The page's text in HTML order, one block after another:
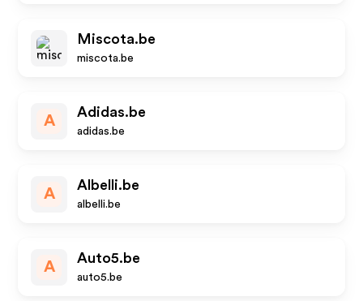
Miscota.be
miscota.be
A
Adidas.be
adidas.be
A
Albelli.be
albelli.be
A
Auto5.be
auto5.be